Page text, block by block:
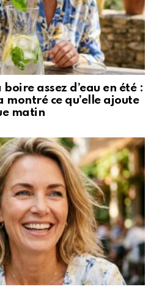
assez d’eau en été :
montré ce qu’elle ajoute
matin